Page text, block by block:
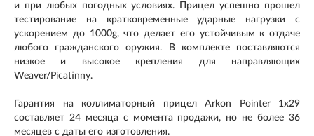
и при любых погодных условиях. Прицел успешно прошел
тестирование на кратковременные ударные нагрузки с
ускорением до 1000g, что делает его устойчивым к отдаче
любого гражданского оружия. В комплекте поставляются
низкое и высокое крепления для направляющих
Weaver/Picatinny.
Гарантия на коллиматорный прицел Arkon Pointer 1x29
составляет 24 месяца с момента продажи, но не более 36
месяцев с даты его изготовления.